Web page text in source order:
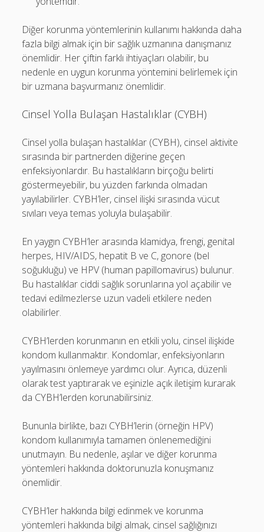
Diğer korunma yöntemlerinin kullanımı hakkında daha
fazla bilgi almak için bir sağlık uzmanına danışmanız
önemlidir. Her çiftin farklı ihtiyaçları olabilir, bu
nedenle en uygun korunma yöntemini belirlemek için
bir uzmana başvurmanız önemlidir.
Cinsel Yolla Bulaşan Hastalıklar (CYBH)
Cinsel yolla bulaşan hastalıklar (CYBH), cinsel aktivite
sırasında bir partnerden diğerine geçen
enfeksiyonlardır. Bu hastalıkların birçoğu belirti
göstermeyebilir, bu yüzden farkında olmadan
yayılabilirler. CYBH’ler, cinsel ilişki sırasında vücut
sıvıları veya temas yoluyla bulaşabilir.
En yaygın CYBH’ler arasında klamidya, frengi, genital
herpes, HIV/AIDS, hepatit B ve C, gonore (bel
soğukluğu) ve HPV (human papillomavirus) bulunur.
Bu hastalıklar ciddi sağlık sorunlarına yol açabilir ve
tedavi edilmezlerse uzun vadeli etkilere neden
olabilirler.
CYBH’lerden korunmanın en etkili yolu, cinsel ilişkide
kondom kullanmaktır. Kondomlar, enfeksiyonların
yayılmasını önlemeye yardımcı olur. Ayrıca, düzenli
olarak test yaptırarak ve eşinizle açık iletişim kurarak
da CYBH’lerden korunabilirsiniz.
Bununla birlikte, bazı CYBH’lerin (örneğin HPV)
kondom kullanımıyla tamamen önlenemediğini
unutmayın. Bu nedenle, aşılar ve diğer korunma
yöntemleri hakkında doktorunuzla konuşmanız
önemlidir.
CYBH’ler hakkında bilgi edinmek ve korunma
yöntemleri hakkında bilgi almak, cinsel sağlığınızı